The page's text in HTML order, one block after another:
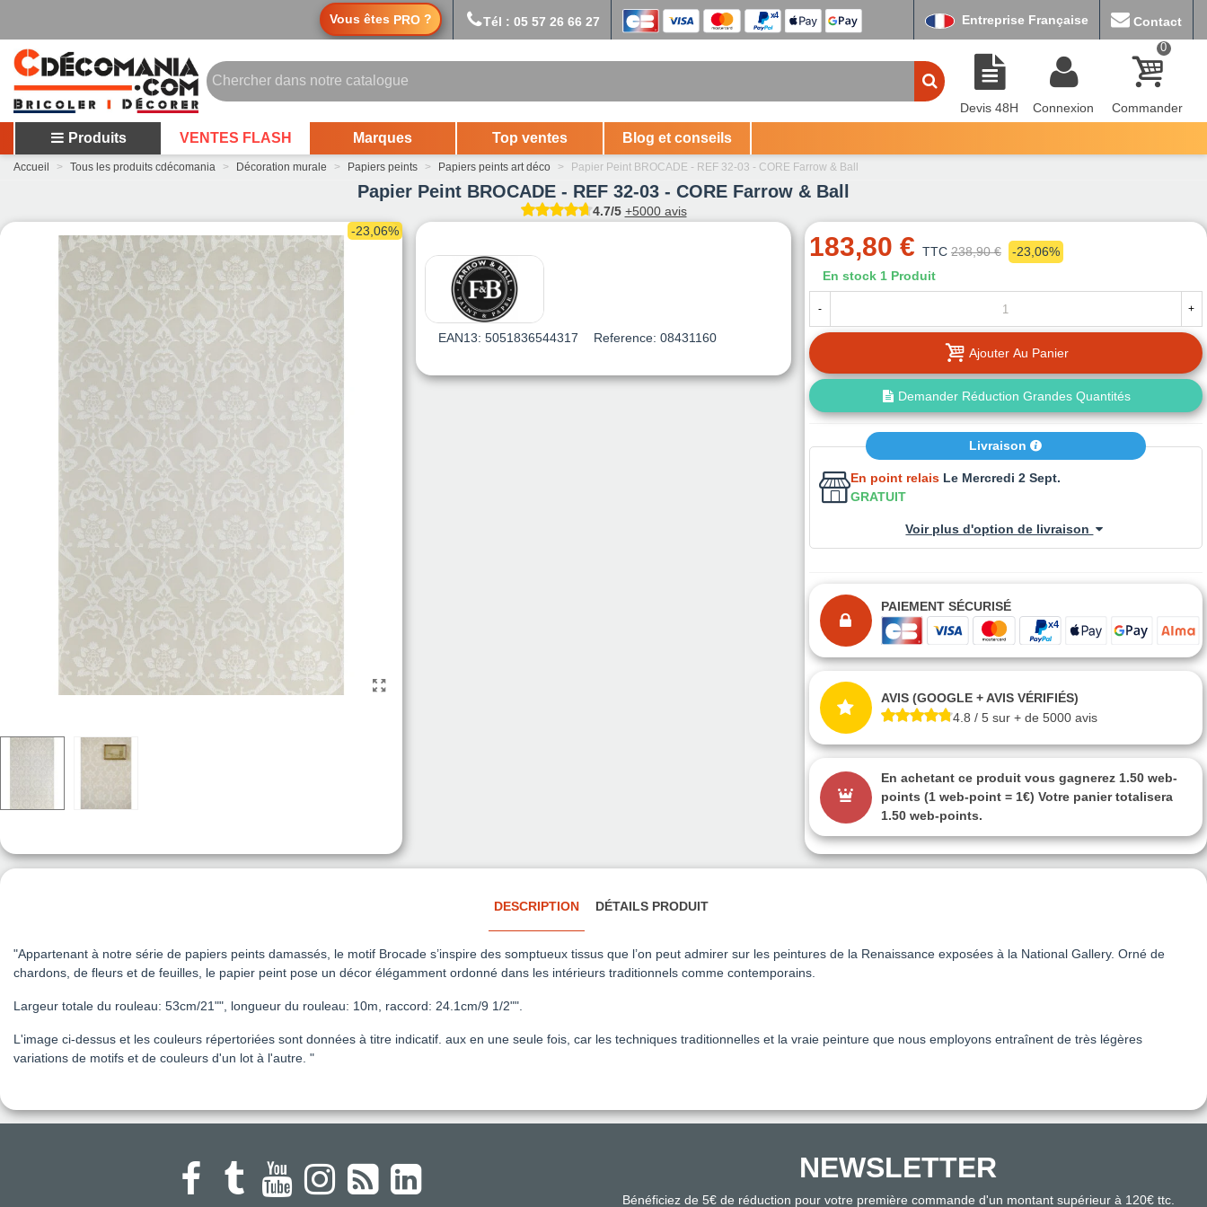
Vous êtes PRO ? Tél : 05 57 26 66 27 Entreprise Française Contact
Devis 48H Connexion
0
Commander
Produits VENTES FLASH Marques Top ventes Blog et conseils
Accueil > Tous les produits cdécomania > Décoration murale > Papiers peints > Papiers peints art déco > Papier Peint BROCADE - REF 32-03 - CORE Farrow & Ball
Papier Peint BROCADE - REF 32-03 - CORE Farrow & Ball
4.7/5 +5000 avis
-23,06%
EAN13: 5051836544317 Reference: 08431160
183,80 € TTC 238,90 €
-23,06%
En stock 1 Produit
- +
Ajouter Au Panier
Demander Réduction Grandes Quantités
Livraison
En point relais Le Mercredi 2 Sept.
GRATUIT
Voir plus d'option de livraison
PAIEMENT SÉCURISÉ
AVIS (GOOGLE + AVIS VÉRIFIÉS)
4.8 / 5 sur + de 5000 avis
En achetant ce produit vous gagnerez 1.50 web-
points (1 web-point = 1€) Votre panier totalisera
1.50 web-points.
DESCRIPTION DÉTAILS PRODUIT
"Appartenant à notre série de papiers peints damassés, le motif Brocade s’inspire des somptueux tissus que l’on peut admirer sur les peintures de la Renaissance exposées à la National Gallery. Orné de
chardons, de fleurs et de feuilles, le papier peint pose un décor élégamment ordonné dans les intérieurs traditionnels comme contemporains.
Largeur totale du rouleau: 53cm/21"", longueur du rouleau: 10m, raccord: 24.1cm/9 1/2"".
L'image ci-dessus et les couleurs répertoriées sont données à titre indicatif. aux en une seule fois, car les techniques traditionnelles et la vraie peinture que nous employons entraînent de très légères
variations de motifs et de couleurs d'un lot à l'autre. "
NEWSLETTER
Bénéficiez de 5€ de réduction pour votre première commande d'un montant supérieur à 120€ ttc.